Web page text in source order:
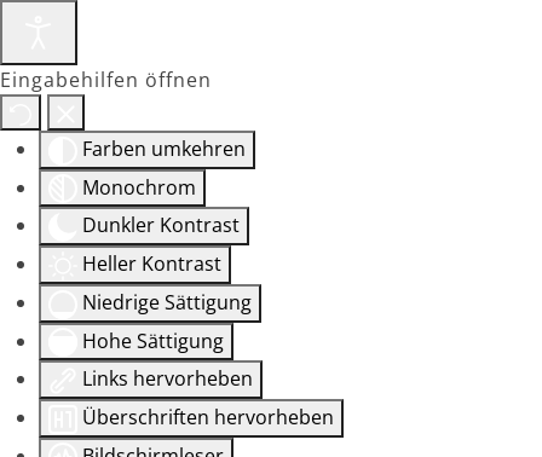
Eingabehilfen öffnen
Farben umkehren
Monochrom
Dunkler Kontrast
Heller Kontrast
Niedrige Sättigung
Hohe Sättigung
Links hervorheben
Überschriften hervorheben